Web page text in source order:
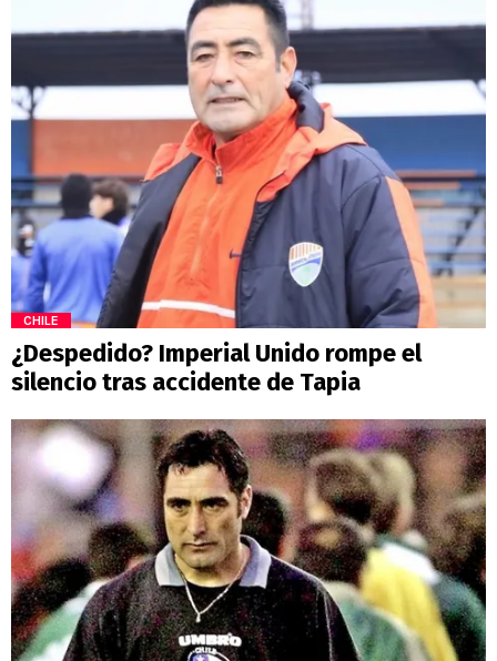
CHILE
¿Despedido? Imperial Unido rompe el
silencio tras accidente de Tapia